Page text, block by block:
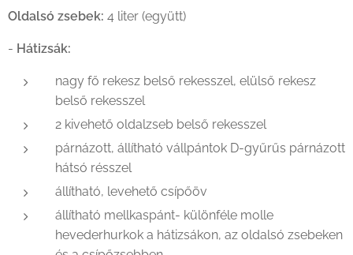
Oldalsó zsebek: 4 liter (együtt)
- Hátizsák:
nagy fő rekesz belső rekesszel, elülső rekesz
belső rekesszel
2 kivehető oldalzseb belső rekesszel
párnázott, állítható vállpántok D-gyűrűs párnázott
hátsó résszel
állítható, levehető csípőöv
állítható mellkaspánt- különféle molle
hevederhurkok a hátizsákon, az oldalsó zsebeken